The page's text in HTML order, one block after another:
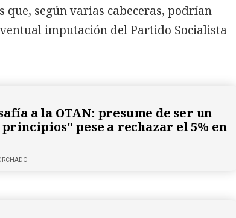
que, según varias cabeceras, podrían
imputación del Partido Socialista
a la OTAN: presume de ser un
pese a rechazar el 5% en